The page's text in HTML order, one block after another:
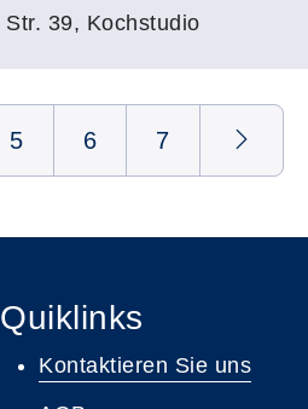
Str. 39, Kochstudio
5 6 7
Quiklinks
Kontaktieren Sie uns